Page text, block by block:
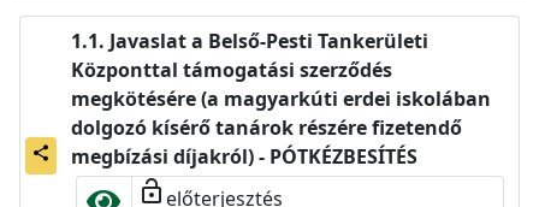
share
Javaslat a Belső-Pesti Tankerületi
Központtal támogatási szerződés
megkötésére (a magyarkúti erdei iskolában
dolgozó kísérő tanárok részére fizetendő
megbízási díjakról) - PÓTKÉZBESÍTÉS
lock_open előterjesztés